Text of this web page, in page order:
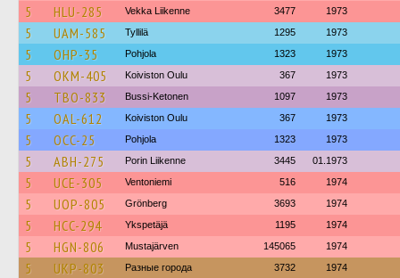
5 HLU-285 Vekka Liikenne 3477 1973
5 UAM-585 Tyllilä 1295 1973
5 OHP-35 Pohjola 1323 1973
5 OKM-405 Koiviston Oulu 367 1973
5 TBO-833 Bussi-Ketonen 1097 1973
5 OAL-612 Koiviston Oulu 367 1973
5 OCC-25 Pohjola 1323 1973
5 ABH-275 Porin Liikenne 3445 01.1973
5 UCE-305 Ventoniemi 516 1974
5 UOP-805 Grönberg 3693 1974
5 HCC-294 Ykspetäjä 1195 1974
5 HGN-806 Mustajärven 145065 1974
5 UKP-803 Разные города 3732 1974